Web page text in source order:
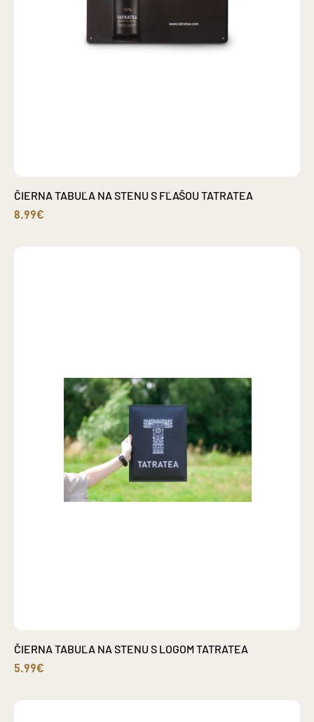
ČIERNA TABUĽA NA STENU S FĽAŠOU TATRATEA
8.99€
ČIERNA TABUĽA NA STENU S LOGOM TATRATEA
5.99€